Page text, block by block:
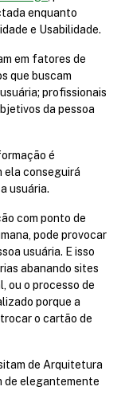
enquanto
e Usabilidade.
em fatores de
que buscam
profissionais
da pessoa
é
ela conseguirá
usuária.
com ponto de
pode provocar
usuária. E isso
abanando sites
ou o processo de
porque a
o cartão de
de Arquitetura
de elegantemente